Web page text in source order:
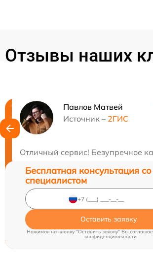
Отзывы наших
Павлов Матвей
Источник – 2ГИС
Отличный сервис! Безупречное
Нужна
Бесплатная консультация со
специалистом
Оставить заявку
Нажимая на кнопку "Оставить заявку" Вы
конфиденциальности